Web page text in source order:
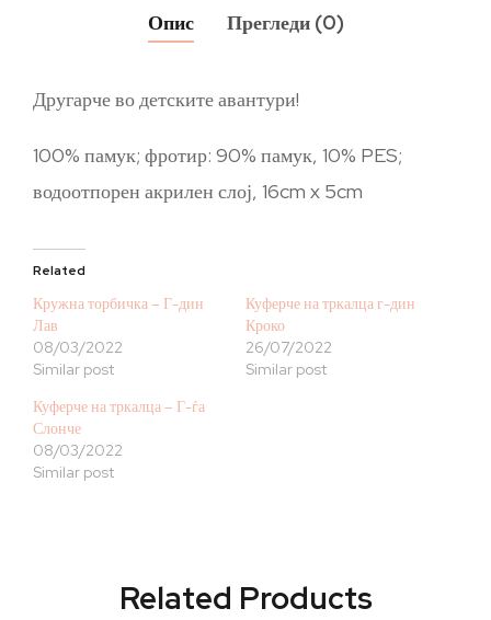
Опис Прегледи (0)
Другарче во детските авантури!
100% памук; фротир: 90% памук, 10% PES;
водоотпорен акрилен слој, 16cm x 5cm
Related
Кружна торбичка – Г-дин
Лав
08/03/2022
Similar post
Куферче на тркалца г-дин
Кроко
26/07/2022
Similar post
Куферче на тркалца – Г-ѓа
Слонче
08/03/2022
Similar post
Related Products